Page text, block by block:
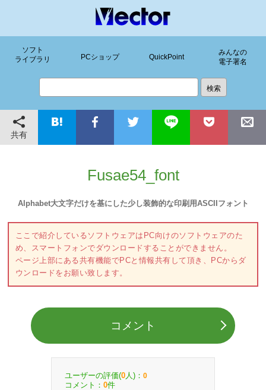
ソフト
ライブラリ
PCショップ QuickPoint
みんなの
電子署名
共有
Fusae54_font
Alphabet大文字だけを基にした少し装飾的な印刷用ASCIIフォント
ここで紹介しているソフトウェアはPC向けのソフトウェアのた
め、スマートフォンでダウンロードすることができません。
ページ上部にある共有機能でPCと情報共有して頂き、PCからダ
ウンロードをお願い致します。
コメント
ユーザーの評価(0 人)： 0
コメント： 0件